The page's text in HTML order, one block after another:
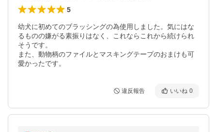
5
幼犬に初めてのブラッシングの為使用しました。気にはな
るものの嫌がる素振りはなく、これならこれから続けられ
そうです。
また、動物柄のファイルとマスキングテープのおまけも可
愛かったです。
違反報告 いいね 0